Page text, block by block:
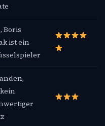
Boris
ist ein